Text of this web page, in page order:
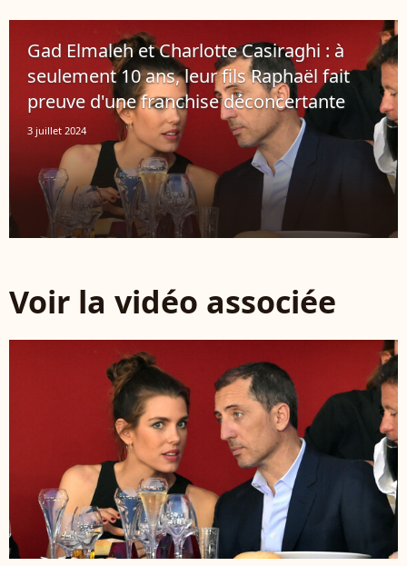
Gad Elmaleh et Charlotte Casiraghi : à
seulement 10 ans, leur fils Raphaël fait
preuve d'une franchise déconcertante
3 juillet 2024
Voir la vidéo associée